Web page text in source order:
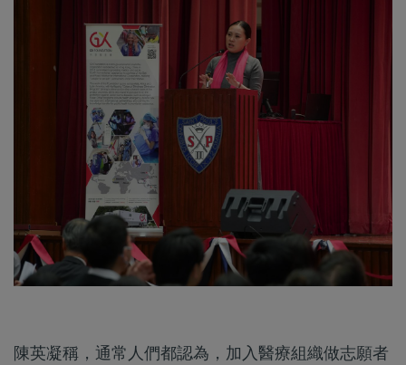
陳英凝稱，通常人們都認為，加入醫療組織做志願者